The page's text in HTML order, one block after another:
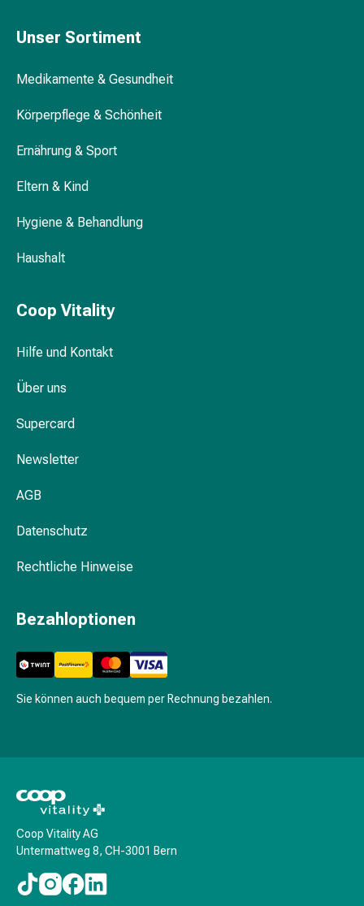
Fusspflegeset
Stift
Nagelfeile
Nagellacke
Make-
Augenbrauenstifte
Eyeliner
Kajal
&
Puder
&
Deo
Deo-
Sie
Parfum
für
Ihn
Düfte
Unser Sortiment
Medikamente & Gesundheit
Körperpflege & Schönheit
Ernährung & Sport
Eltern & Kind
Hygiene & Behandlung
Haushalt
Coop Vitality
Hilfe und Kontakt
Über uns
Supercard
Newsletter
AGB
Datenschutz
Rechtliche Hinweise
Bezahloptionen
Sie können auch bequem per Rechnung bezahlen.
Coop Vitality AG
Untermattweg 8, CH-3001 Bern